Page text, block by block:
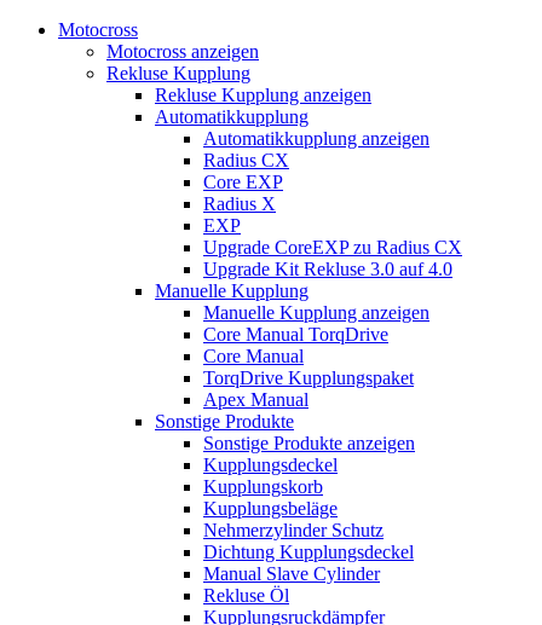
Motocross
Motocross anzeigen
Rekluse Kupplung
Rekluse Kupplung anzeigen
Automatikkupplung
Automatikkupplung anzeigen
Radius CX
Core EXP
Radius X
EXP
Upgrade CoreEXP zu Radius CX
Upgrade Kit Rekluse 3.0 auf 4.0
Manuelle Kupplung
Manuelle Kupplung anzeigen
Core Manual TorqDrive
Core Manual
TorqDrive Kupplungspaket
Apex Manual
Sonstige Produkte
Sonstige Produkte anzeigen
Kupplungsdeckel
Kupplungskorb
Kupplungsbeläge
Nehmerzylinder Schutz
Dichtung Kupplungsdeckel
Manual Slave Cylinder
Rekluse Öl
Kupplungsruckdämpfer